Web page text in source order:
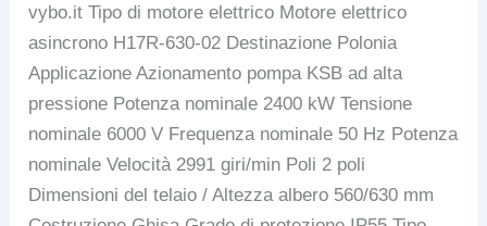
vybo.it Tipo di motore elettrico Motore elettrico
asincrono H17R-630-02 Destinazione Polonia
Applicazione Azionamento pompa KSB ad alta
pressione Potenza nominale 2400 kW Tensione
nominale 6000 V Frequenza nominale 50 Hz Potenza
nominale Velocità 2991 giri/min Poli 2 poli
Dimensioni del telaio / Altezza albero 560/630 mm